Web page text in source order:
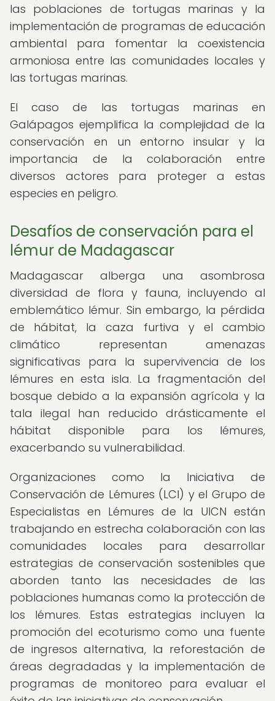
las poblaciones de tortugas marinas y la
implementación de programas de educación
ambiental para fomentar la coexistencia
armoniosa entre las comunidades locales y
las tortugas marinas.
El caso de las tortugas marinas en
Galápagos ejemplifica la complejidad de la
conservación en un entorno insular y la
importancia de la colaboración entre
diversos actores para proteger a estas
especies en peligro.
Desafíos de conservación para el
lémur de Madagascar
Madagascar alberga una asombrosa
diversidad de flora y fauna, incluyendo al
emblemático lémur. Sin embargo, la pérdida
de hábitat, la caza furtiva y el cambio
climático representan amenazas
significativas para la supervivencia de los
lémures en esta isla. La fragmentación del
bosque debido a la expansión agrícola y la
tala ilegal han reducido drásticamente el
hábitat disponible para los lémures,
exacerbando su vulnerabilidad.
Organizaciones como la Iniciativa de
Conservación de Lémures (LCI) y el Grupo de
Especialistas en Lémures de la UICN están
trabajando en estrecha colaboración con las
comunidades locales para desarrollar
estrategias de conservación sostenibles que
aborden tanto las necesidades de las
poblaciones humanas como la protección de
los lémures. Estas estrategias incluyen la
promoción del ecoturismo como una fuente
de ingresos alternativa, la reforestación de
áreas degradadas y la implementación de
programas de monitoreo para evaluar el